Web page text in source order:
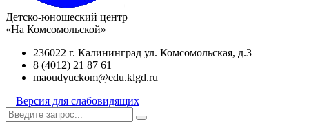
Детско-юношеский центр
«На Комсомольской»
236022 г. Калининград ул. Комсомольская, д.3
8 (4012) 21 87 61
maoudyuckom@edu.klgd.ru
Версия для слабовидящих